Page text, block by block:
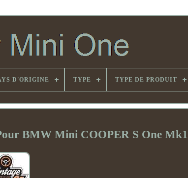
D'ORIGINE TYPE TYPE DE PRODUIT
BMW Mini COOPER S One Mk1